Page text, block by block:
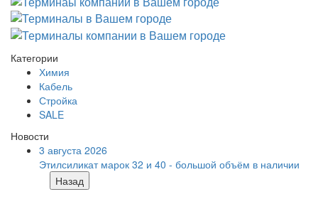
Категории
Химия
Кабель
Стройка
SALE
Новости
3 августа 2026
Этилсиликат марок 32 и 40 - большой объём в наличии
Назад